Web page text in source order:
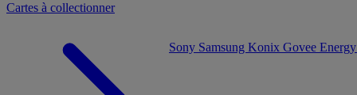
Cartes à collectionner
Sony Samsung Konix Govee